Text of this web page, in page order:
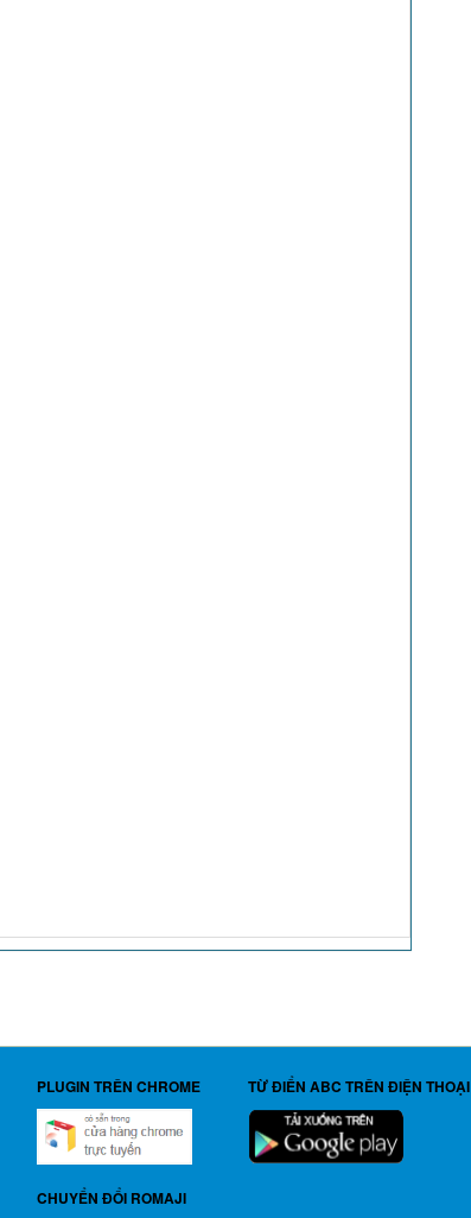
PLUGIN TRÊN CHROME TỪ ĐIỂN ABC TRÊN ĐIỆN THOẠI
CHUYỂN ĐỔI ROMAJI